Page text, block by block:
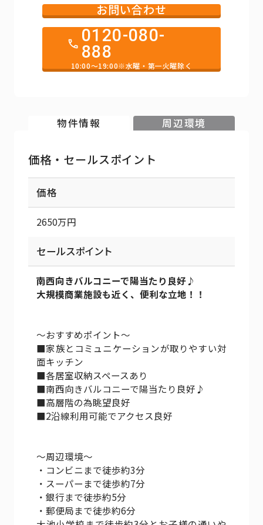
お問い合わせ
0120-080-
888
10:00～19:00※水曜・第一火曜除く
物件情報 周辺環境
価格・セールスポイント
価格
2650万円
セールスポイント
南西向きバルコニーで陽当たり良好♪
大規模商業施設も近く、便利な立地！！
～おすすめポイント～
■家族とコミュニケーションが取りやすい対
面キッチン
■各居室収納スペースあり
■南西向きバルコニーで陽当たり良好♪
■高層階の為眺望良好
■2沿線利用可能でアクセス良好
～周辺環境～
・コンビニまで徒歩約3分
・スーパーまで徒歩約7分
・銀行まで徒歩約5分
・郵便局まで徒歩約6分